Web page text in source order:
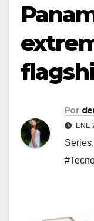
Por
ENE
Series,